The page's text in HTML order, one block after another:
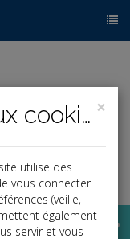
a
×
Politique relative aux cookies
utilise des
vous connecter
(veille,
également
servir et vous